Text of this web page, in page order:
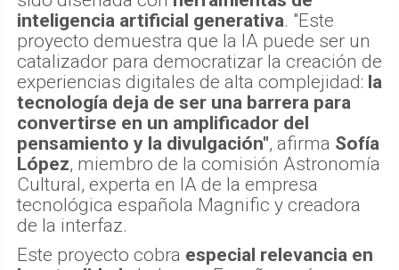
Lainterfazde 'Un mundo de eclipses' ha
sido diseñada conherramientas de
inteligencia artificial generativa. "Este
proyecto demuestra que la IA puede ser un
catalizador para democratizar la creación de
experiencias digitales de alta complejidad:
tecnología deja de ser una barrera para
convertirse en un amplificador del
pensamiento y la divulgación", afirma Sofía
López, miembro de la comisión Astronomía
Cultural, experta en IA de la empresa
tecnológica española Magnific y creadora
de la interfaz.